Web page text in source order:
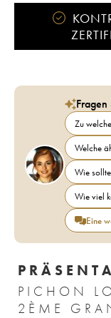
Zu
Welche
Wie
Wie viel
Eine
PICHON
2ÈME